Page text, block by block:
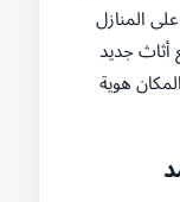
المنازل
أثاث جديد
هوية